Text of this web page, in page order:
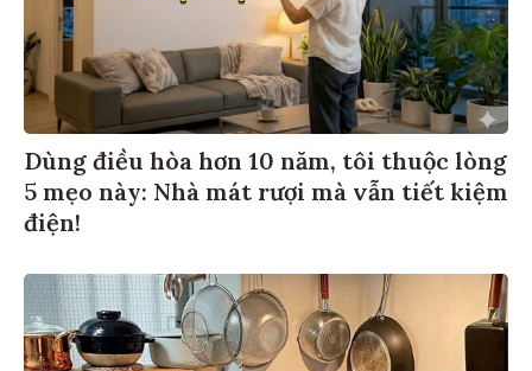
Dùng điều hòa hơn 10 năm, tôi thuộc lòng
5 mẹo này: Nhà mát rượi mà vẫn tiết kiệm
điện!